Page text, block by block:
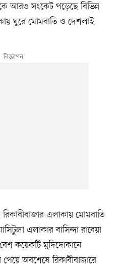
আরও সংকেট পড়েছে বিভিন্ন
ঘুরে মোমবাতি ও দেশলাই
এলাকায় মোমবাতি
এলাকার বাসিন্দা রাবেয়া
কয়েকটি মুদিদোকানে
অবশেষে রিকাবীবাজারে